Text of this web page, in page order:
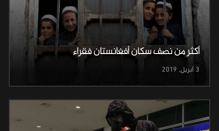
أكثر من نصف سكان أفغانستان فقراء
3 أبريل, 2019